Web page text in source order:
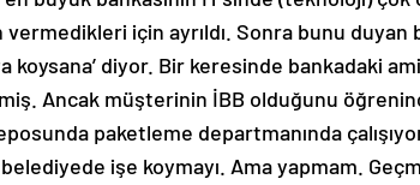
için ayrıldı. Sonra bunu duyan
koysana’ diyor. Bir keresinde bankadaki
Ancak müşterinin İBB olduğunu
paketleme departmanında
işe koymayı. Ama yapmam.